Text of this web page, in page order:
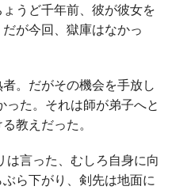
うど千年前、彼が彼女を
が今回、獄庫はなかっ
。だがその機会を手放し
た。それは師が弟子へと
教えだった。
は言った、むしろ自身に向
ら下がり、剣先は地面に